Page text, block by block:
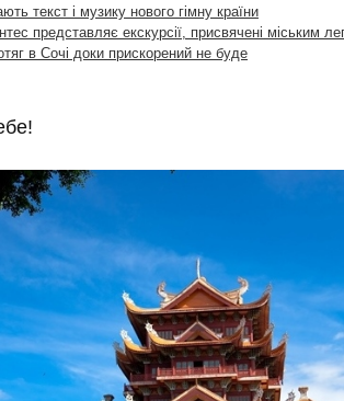
текст і музику нового гімну країни
представляє екскурсії, присвячені міським
в Сочі доки прискорений не буде